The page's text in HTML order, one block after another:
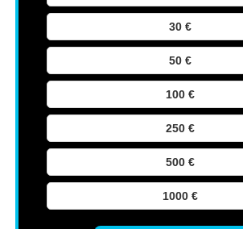
30 €
50 €
100 €
250 €
500 €
1000 €